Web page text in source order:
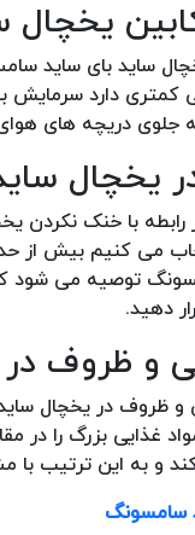
ساید بای ساید
کمتری دارد
دریچه های
با خنک نکردن
می کنیم بیش از
ظروف در یخچال
غذایی بزرگ را
کند و به این
سامسونگ